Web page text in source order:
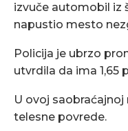
izvuče automobil iz
napustio mesto
Policija je ubrzo
utvrdila da ima 1,65
U ovoj saobraćajnoj
telesne povrede.